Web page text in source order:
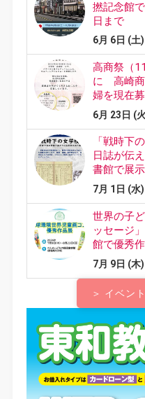
＞ イベン